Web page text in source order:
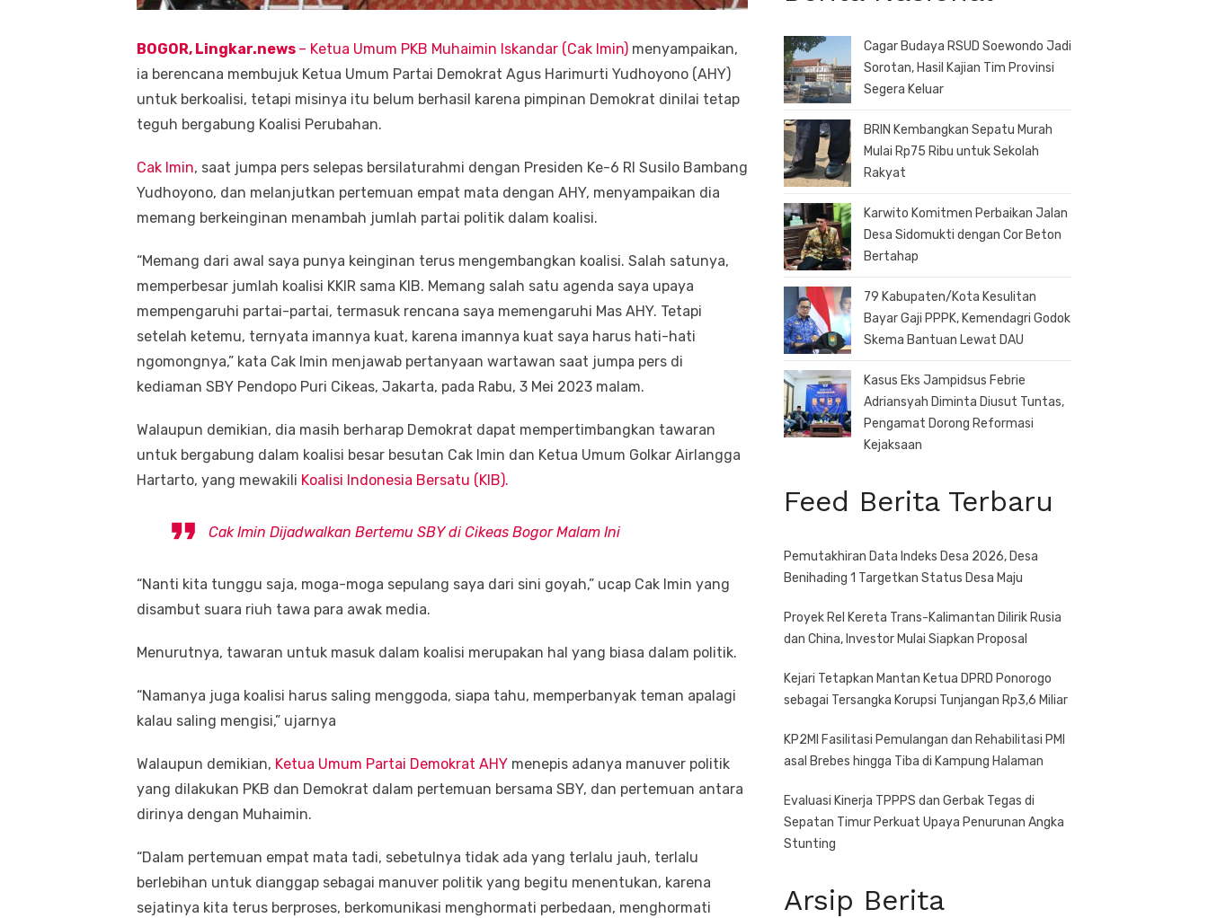
BOGOR, Lingkar.news – Ketua Umum PKB Muhaimin Iskandar (Cak Imin) menyampaikan,
ia berencana membujuk Ketua Umum Partai Demokrat Agus Harimurti Yudhoyono (AHY)
untuk berkoalisi, tetapi misinya itu belum berhasil karena pimpinan Demokrat dinilai tetap
teguh bergabung Koalisi Perubahan.
Cak Imin, saat jumpa pers selepas bersilaturahmi dengan Presiden Ke-6 RI Susilo Bambang
Yudhoyono, dan melanjutkan pertemuan empat mata dengan AHY, menyampaikan dia
memang berkeinginan menambah jumlah partai politik dalam koalisi.
“Memang dari awal saya punya keinginan terus mengembangkan koalisi. Salah satunya,
memperbesar jumlah koalisi KKIR sama KIB. Memang salah satu agenda saya upaya
mempengaruhi partai-partai, termasuk rencana saya memengaruhi Mas AHY. Tetapi
setelah ketemu, ternyata imannya kuat, karena imannya kuat saya harus hati-hati
ngomongnya,” kata Cak Imin menjawab pertanyaan wartawan saat jumpa pers di
kediaman SBY Pendopo Puri Cikeas, Jakarta, pada Rabu, 3 Mei 2023 malam.
Walaupun demikian, dia masih berharap Demokrat dapat mempertimbangkan tawaran
untuk bergabung dalam koalisi besar besutan Cak Imin dan Ketua Umum Golkar Airlangga
Hartarto, yang mewakili Koalisi Indonesia Bersatu (KIB).
Cak Imin Dijadwalkan Bertemu SBY di Cikeas Bogor Malam Ini
“Nanti kita tunggu saja, moga-moga sepulang saya dari sini goyah,” ucap Cak Imin yang
disambut suara riuh tawa para awak media.
Menurutnya, tawaran untuk masuk dalam koalisi merupakan hal yang biasa dalam politik.
“Namanya juga koalisi harus saling menggoda, siapa tahu, memperbanyak teman apalagi
kalau saling mengisi,” ujarnya
Walaupun demikian, Ketua Umum Partai Demokrat AHY menepis adanya manuver politik
yang dilakukan PKB dan Demokrat dalam pertemuan bersama SBY, dan pertemuan antara
dirinya dengan Muhaimin.
“Dalam pertemuan empat mata tadi, sebetulnya tidak ada yang terlalu jauh, terlalu
berlebihan untuk dianggap sebagai manuver politik yang begitu menentukan, karena
sejatinya kita terus berproses, berkomunikasi menghormati perbedaan, menghormati
Cagar Budaya RSUD Soewondo Jadi
Sorotan, Hasil Kajian Tim Provinsi
Segera Keluar
BRIN Kembangkan Sepatu Murah
Mulai Rp75 Ribu untuk Sekolah
Rakyat
Karwito Komitmen Perbaikan Jalan
Desa Sidomukti dengan Cor Beton
Bertahap
79 Kabupaten/Kota Kesulitan
Bayar Gaji PPPK, Kemendagri Godok
Skema Bantuan Lewat DAU
Kasus Eks Jampidsus Febrie
Adriansyah Diminta Diusut Tuntas,
Pengamat Dorong Reformasi
Kejaksaan
Feed Berita Terbaru
Pemutakhiran Data Indeks Desa 2026, Desa
Benihading 1 Targetkan Status Desa Maju
Proyek Rel Kereta Trans-Kalimantan Dilirik Rusia
dan China, Investor Mulai Siapkan Proposal
Kejari Tetapkan Mantan Ketua DPRD Ponorogo
sebagai Tersangka Korupsi Tunjangan Rp3,6 Miliar
KP2MI Fasilitasi Pemulangan dan Rehabilitasi PMI
asal Brebes hingga Tiba di Kampung Halaman
Evaluasi Kinerja TPPPS dan Gerbak Tegas di
Sepatan Timur Perkuat Upaya Penurunan Angka
Stunting
Arsip Berita